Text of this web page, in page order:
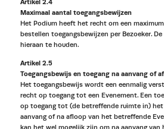
Artikel 2.4
Maximaal aantal toegangsbewijzen
Het Podium heeft het recht om een
bestellen toegangsbewijzen per Bezoeker.
hieraan te houden.
Artikel 2.5
Toegangsbewijs en toegang na aanvang of
Het toegangsbewijs wordt een eenmalig
recht op toegang tot een Evenement. Een
op toegang tot (de betreffende ruimte in) het
aanvang of na afloop van het betreffende
kan het wel mogelijk zijn om na aanvang van